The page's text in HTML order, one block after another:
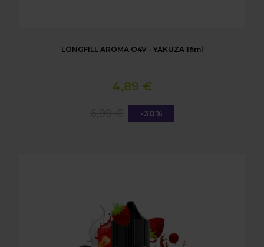
LONGFILL AROMA O4V - YAKUZA 16ml
4,89 €
-30%